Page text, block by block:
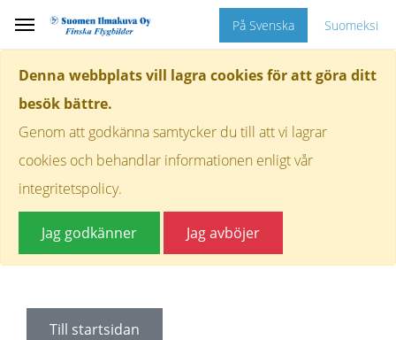
Denna webbplats vill lagra cookies för att göra ditt
besök bättre.
Genom att godkänna samtycker du till att vi lagrar
cookies och behandlar informationen enligt vår
integritetspolicy.
Jag godkänner Jag avböjer
På Svenska Suomeksi
Till startsidan